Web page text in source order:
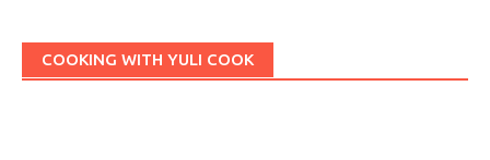
COOKING WITH YULI COOK